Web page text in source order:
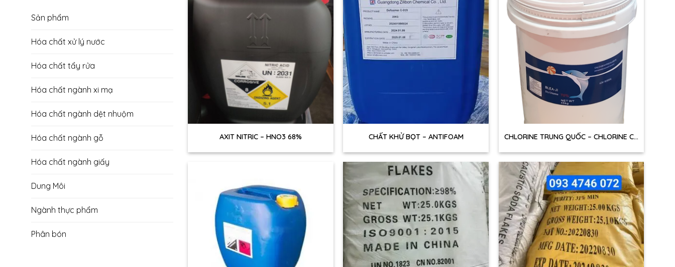
Sản phẩm
Hóa chất xử lý nước
Hóa chất tẩy rửa
Hóa chất ngành xi mạ
Hóa chất ngành dệt nhuộm
Hóa chất ngành gỗ
Hóa chất ngành giấy
Dung Môi
Ngành thực phẩm
Phân bón
+
AXIT NITRIC – HNO3 68%
+
CHẤT KHỬ BỌT – ANTIFOAM
CHLORINE TRUNG QUỐC – CHLORINE CÁ